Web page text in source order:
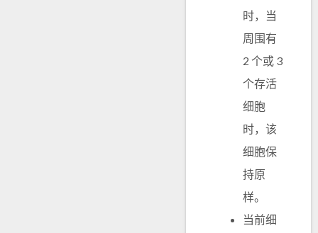
时，当
周围有
2 个或 3
个存活
细胞
时，该
细胞保
持原
样。
当前细